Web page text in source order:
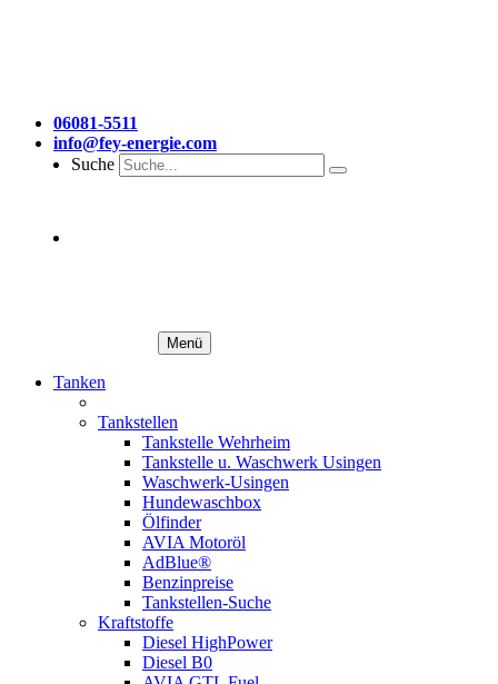
06081-5511
info@fey-energie.com
Suche
Menü
Tanken
Tankstellen
Tankstelle Wehrheim
Tankstelle u. Waschwerk Usingen
Waschwerk-Usingen
Hundewaschbox
Ölfinder
AVIA Motoröl
AdBlue®
Benzinpreise
Tankstellen-Suche
Kraftstoffe
Diesel HighPower
Diesel B0